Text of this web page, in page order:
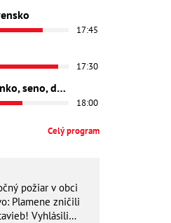
17:45
17:30
Bučkovci 2 - Slnko, seno, dedina
18:00
Celý program
požiar v obci
Plamene zničili
Vyhlásili